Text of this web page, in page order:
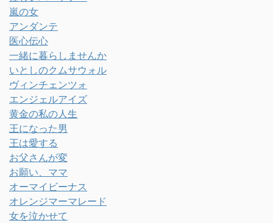
嵐の女
アンダンテ
医心伝心
一緒に暮らしませんか
いとしのクムサウォル
ヴィンチェンツォ
エンジェルアイズ
黄金の私の人生
王になった男
王は愛する
お父さんが変
お願い、ママ
オーマイビーナス
オレンジマーマレード
女を泣かせて